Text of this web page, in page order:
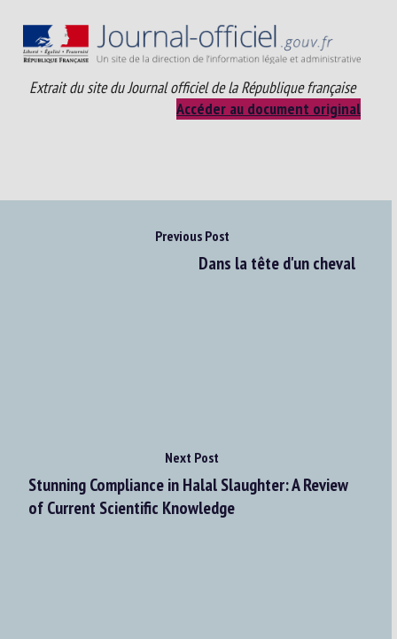
Extrait du site du Journal officiel de la République française
Accéder au document original
Previous Post
Dans la tête d'un cheval
Next Post
Stunning Compliance in Halal Slaughter: A Review
of Current Scientific Knowledge